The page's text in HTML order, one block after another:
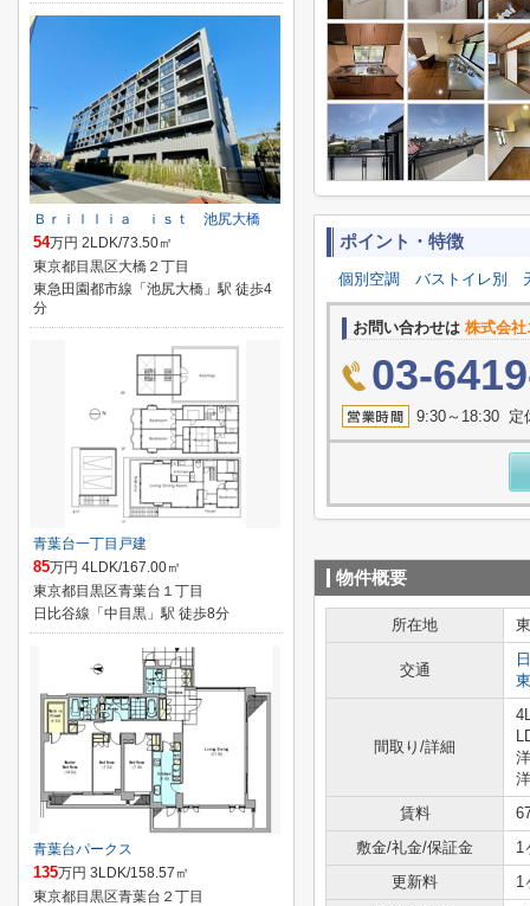
ポイント・特徴
個別空調 バストイレ別
お問い合わせは 株式会
03-
9:30～18:30 定
物件概要
所在地
交通
間取り/詳細
賃料
敷金/礼金/保証金
1
更新料
1
Ｂｒｉｌｌｉａ ｉｓｔ 池尻大橋
54万円 2LDK/73.50㎡
東京都目黒区大橋２丁目
東急田園都市線「池尻大橋」駅 徒歩4
分
青葉台一丁目戸建
85万円 4LDK/167.00㎡
東京都目黒区青葉台１丁目
日比谷線「中目黒」駅 徒歩8分
青葉台パークス
135万円 3LDK/158.57㎡
東京都目黒区青葉台２丁目